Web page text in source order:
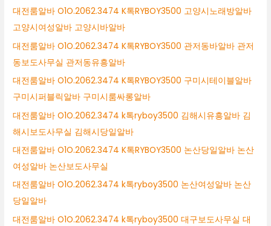
대전룸알바 O1O.2062.3474 K톡RYBOY3500 고양시노래방알바
고양시여성알바 고양시바알바
대전룸알바 O1O.2062.3474 K톡RYBOY3500 관저동바알바 관저
동보도사무실 관저동유흥알바
대전룸알바 O1O.2062.3474 K톡RYBOY3500 구미시테이블알바
구미시퍼블릭알바 구미시룸싸롱알바
대전룸알바 O1O.2062.3474 k톡ryboy3500 김해시유흥알바 김
해시보도사무실 김해시당일알바
대전룸알바 O1O.2062.3474 K톡RYBOY3500 논산당일알바 논산
여성알바 논산보도사무실
대전룸알바 O1O.2062.3474 k톡ryboy3500 논산여성알바 논산
당일알바
대전룸알바 O1O.2062.3474 k톡ryboy3500 대구보도사무실 대